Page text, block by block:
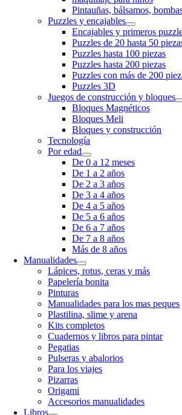
Pintauñas, bálsamos,
Puzzles y encajables
Encajables y primeros
Puzzles de 20 hasta 50
Puzzles hasta 100 piezas
Puzzles hasta 200 piezas
Puzzles con más de 200
Puzzles 3D
Juegos de construcción y bloques
Bloques Magnéticos
Bloques Meli
Bloques y construcción
Tecnología
Por edad
De 0 a 12 meses
De 1 a 2 años
De 2 a 3 años
De 3 a 4 años
De 4 a 5 años
De 5 a 6 años
De 6 a 7 años
De 7 a 8 años
Más de 8 años
Manualidades
Lápices, rotus, ceras y más
Papelería bonita
Pinturas
Manualidades para los mas peques
Plastilina, slime y arena
Kits completos
Cuadernos y libros para pintar
Pegatias
Pulseras y abalorios
Para los viajes
Pizarras
Origami
Accesorios manualidades
Libros